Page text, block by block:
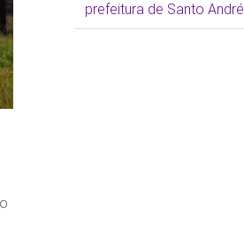
prefeitura de Santo André